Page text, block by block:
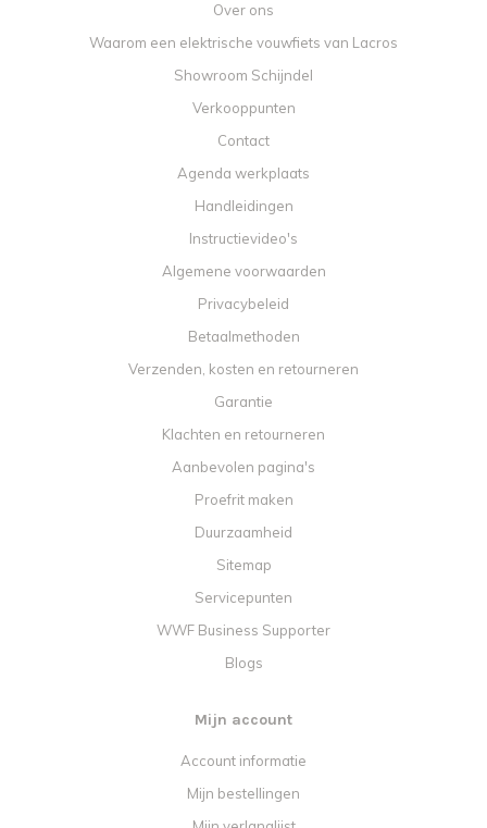
Over ons
Waarom een elektrische vouwfiets van Lacros
Showroom Schijndel
Verkooppunten
Contact
Agenda werkplaats
Handleidingen
Instructievideo's
Algemene voorwaarden
Privacybeleid
Betaalmethoden
Verzenden, kosten en retourneren
Garantie
Klachten en retourneren
Aanbevolen pagina's
Proefrit maken
Duurzaamheid
Sitemap
Servicepunten
WWF Business Supporter
Blogs
Mijn account
Account informatie
Mijn bestellingen